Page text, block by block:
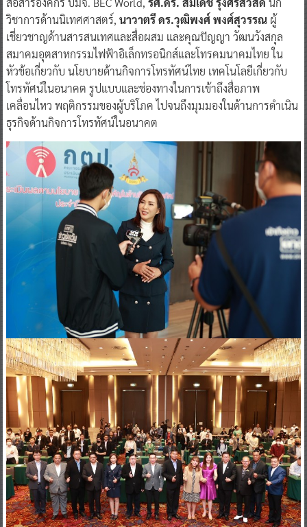
วิชาการด้านนิเทศศาสตร์, นาวาตรี ดร.วุฒิพงศ์ พงศ์สุวรรณผู้
เชี่ยวชาญด้านสารสนเทศและสื่อผสม และคุณปัญญา วัฒนวังสกุล
สมาคมอุตสาหกรรมไฟฟ้าอิเล็กทรอนิกส์และโทรคมนาคมไทย ใน
หัวข้อเกี่ยวกับ นโยบายด้านกิจการโทรทัศน์ไทย เทคโนโลยีเกี่ยวกับ
โทรทัศน์ในอนาคต รูปแบบและช่องทางในการเข้าถึงสื่อภาพ
เคลื่อนไหว พฤติกรรมของผู้บริโภค ไปจนถึงมุมมองในด้านการดำเนิน
ธุรกิจด้านกิจการโทรทัศน์ในอนาคต